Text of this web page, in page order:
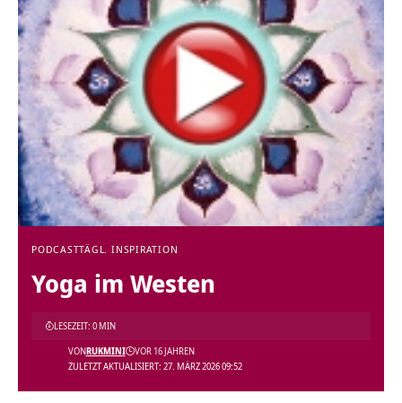
PODCASTTÄGL. INSPIRATION
Yoga im Westen
ZULETZT AKTUALISIERT: 27. MÄRZ 2026 09:52
VONRUKMINI VOR 16 JAHREN
LESEZEIT: 0 MIN